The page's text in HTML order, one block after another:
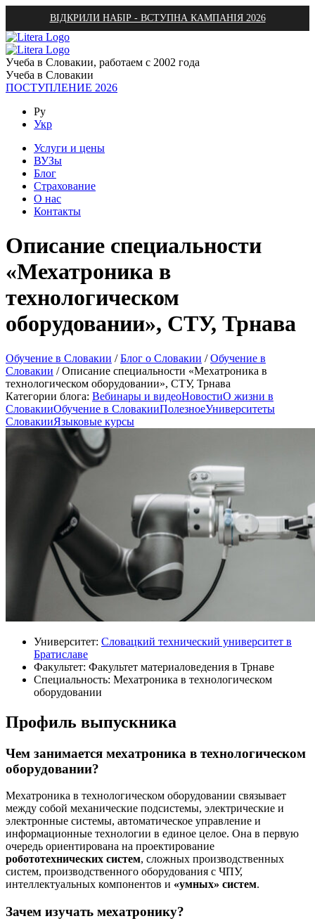
ВІДКРИЛИ НАБІР - ВСТУПНА КАМПАНІЯ 2026
Учеба в Словакии, работаем с 2002 года
Учеба в Словакии
ПОСТУПЛЕНИЕ 2026
Ру
Укр
Услуги и цены
ВУЗы
Блог
Страхование
О нас
Контакты
Описание специальности
«Мехатроника в
технологическом
оборудовании», СТУ, Трнава
Обучение в Словакии /Блог о Словакии /Обучение в
Словакии /Описание специальности «Мехатроника в
технологическом оборудовании», СТУ, Трнава
Категории блога: Вебинары и видеоНовостиО жизни в
СловакииОбучение в СловакииПолезноеУниверситеты
СловакииЯзыковые курсы
Университет: Словацкий технический университет в
Братиславе
Факультет: Факультет материаловедения в Трнаве
Специальность: Мехатроника в технологическом
оборудовании
Профиль выпускника
Чем занимается мехатроника в технологическом
оборудовании?
Мехатроника в технологическом оборудовании связывает
между собой механические подсистемы, электрические и
электронные системы, автоматическое управление и
информационные технологии в единое целое. Она в первую
очередь ориентирована на проектирование
робототехнических систем, сложных производственных
систем, производственного оборудования с ЧПУ,
интеллектуальных компонентов и «умных» систем.
Зачем изучать мехатронику?